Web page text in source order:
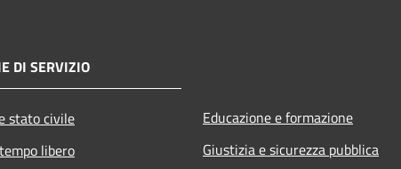
DI SERVIZIO
stato civile
libero
Educazione e formazione
Giustizia e sicurezza pubblica